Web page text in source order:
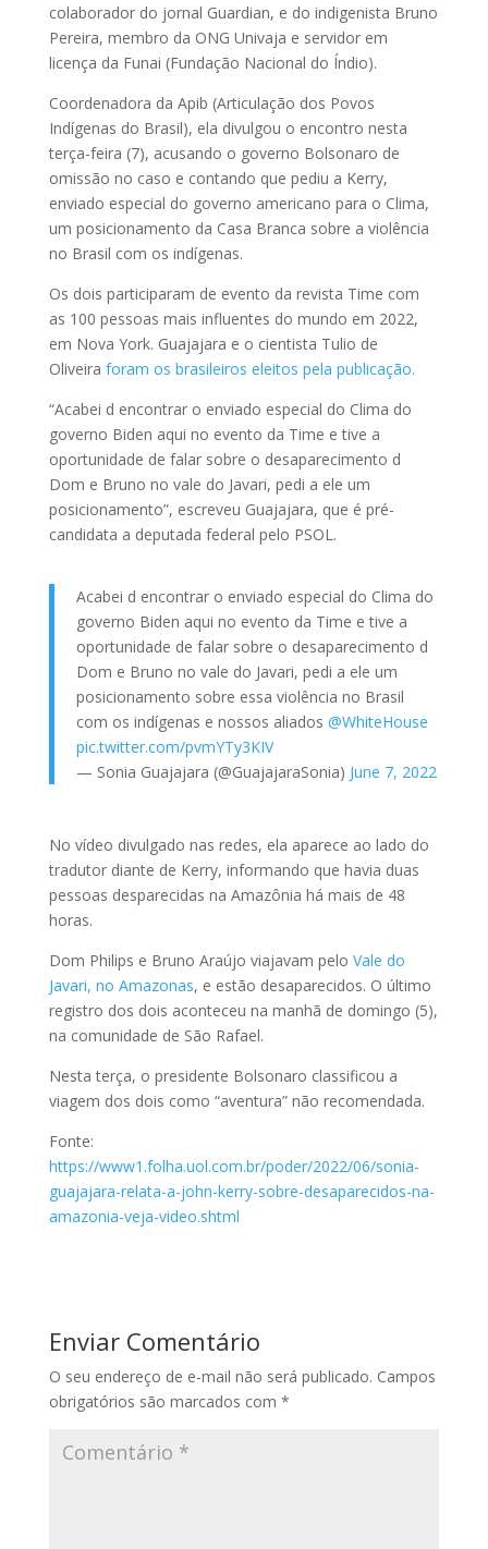
colaborador do jornal Guardian, e do indigenista Bruno
Pereira, membro da ONG Univaja e servidor em
licença da Funai (Fundação Nacional do Índio).
Coordenadora da Apib (Articulação dos Povos
Indígenas do Brasil), ela divulgou o encontro nesta
terça-feira (7), acusando o governo Bolsonaro de
omissão no caso e contando que pediu a Kerry,
enviado especial do governo americano para o Clima,
um posicionamento da Casa Branca sobre a violência
no Brasil com os indígenas.
Os dois participaram de evento da revista Time com
as 100 pessoas mais influentes do mundo em 2022,
em Nova York. Guajajara e o cientista Tulio de
Oliveira foram os brasileiros eleitos pela publicação.
“Acabei d encontrar o enviado especial do Clima do
governo Biden aqui no evento da Time e tive a
oportunidade de falar sobre o desaparecimento d
Dom e Bruno no vale do Javari, pedi a ele um
posicionamento”, escreveu Guajajara, que é pré-
candidata a deputada federal pelo PSOL. ​
Acabei d encontrar o enviado especial do Clima do
governo Biden aqui no evento da Time e tive a
oportunidade de falar sobre o desaparecimento d
Dom e Bruno no vale do Javari, pedi a ele um
posicionamento sobre essa violência no Brasil
com os indígenas e nossos aliados @WhiteHouse
pic.twitter.com/pvmYTy3KIV
— Sonia Guajajara (@GuajajaraSonia) June 7, 2022
No vídeo divulgado nas redes, ela aparece ao lado do
tradutor diante de Kerry, informando que havia duas
pessoas desparecidas na Amazônia há mais de 48
horas.
Dom Philips e Bruno Araújo viajavam pelo Vale do
Javari, no Amazonas, e estão desaparecidos. O último
registro dos dois aconteceu na manhã de domingo (5),
na comunidade de São Rafael.
Nesta terça, o presidente Bolsonaro classificou a
viagem dos dois como “aventura” não recomendada.
Fonte:
https://www1.folha.uol.com.br/poder/2022/06/sonia-
guajajara-relata-a-john-kerry-sobre-desaparecidos-na-
amazonia-veja-video.shtml
Enviar Comentário
O seu endereço de e-mail não será publicado. Campos
obrigatórios são marcados com *